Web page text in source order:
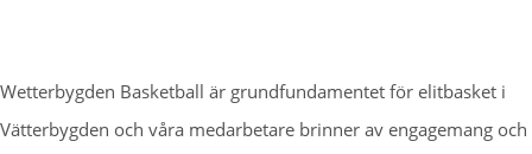
Wetterbygden Basketball är grundfundamentet för elitbasket i
Vätterbygden och våra medarbetare brinner av engagemang och